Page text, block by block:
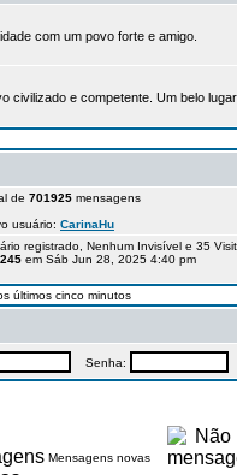
com um povo forte e amigo.
civilizado e competente. Um belo
de 701925 mensagens
usuário: CarinaHu
registrado, Nenhum Invisível e 35
em Sáb Jun 28, 2025 4:40 pm
últimos cinco minutos
Senha:
Mensagens novas